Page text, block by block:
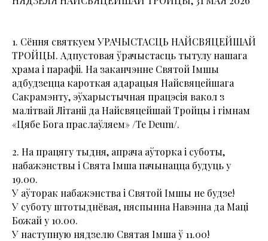
1. Сёння святкуем УРАЧЫСТАСЦЬ НАЙСВЯЦЕЙШАЙ
ТРОЙЦЫ. Адпустовая ўрачыстасць тытулу нашага
храма і парафіі. На заканчэнне Святой Імшы
адбудзецца кароткая адарацыя Найсвяцейшага
Сакрамэнту, эўхарыстычная працэсія вакол з
малітвай Літаніі да Найсвяцейшай Тройцы і гімнам
«Цябе Бога праслаўляем» /Te Deum/.
2. На працягу тыдня, апрача аўторка і суботы,
набажэнствы і Свята Імша пачынацца будуць у
19.00.
У аўторак набажэнства і Святой Імшы не будзе!
У суботу штотыднёвая, няспынна Навэнна да Маці
Божай у 10.00.
У наступную нядзелю Святая Імша ў 11.00!